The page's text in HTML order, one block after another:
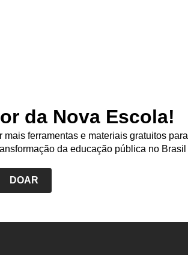
da Nova Escola!
ferramentas e materiais gratuitos
da educação pública no Brasil
DOAR